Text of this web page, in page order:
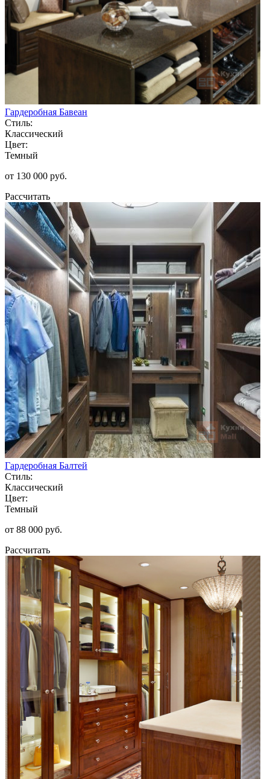
Гардеробная Бавеан
Стиль:
Классический
Цвет:
Темный
от 130 000 руб.
Рассчитать
Гардеробная Балтей
Стиль:
Классический
Цвет:
Темный
от 88 000 руб.
Рассчитать